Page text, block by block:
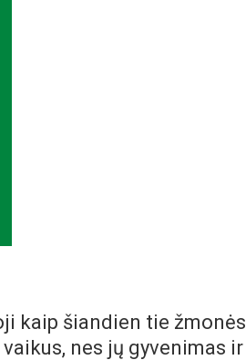
kaip šiandien tie žmonės
nes jų gyvenimas ir